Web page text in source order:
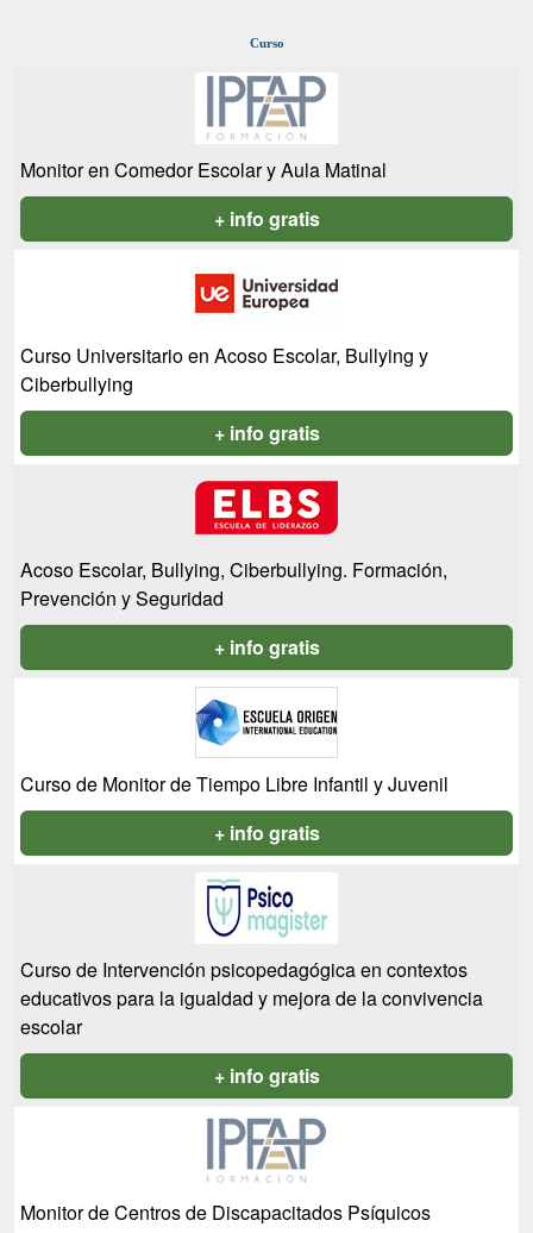
Curso
Monitor en Comedor Escolar y Aula Matinal
+ info gratis
Curso Universitario en Acoso Escolar, Bullying y
Ciberbullying
+ info gratis
Acoso Escolar, Bullying, Ciberbullying. Formación,
Prevención y Seguridad
+ info gratis
Curso de Monitor de Tiempo Libre Infantil y Juvenil
+ info gratis
Curso de Intervención psicopedagógica en contextos
educativos para la igualdad y mejora de la convivencia
escolar
+ info gratis
Monitor de Centros de Discapacitados Psíquicos